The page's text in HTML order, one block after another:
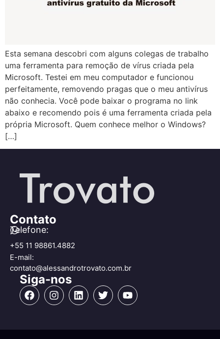
Esta semana descobri com alguns colegas de trabalho
uma ferramenta para remoção de vírus criada pela
Microsoft. Testei em meu computador e funcionou
perfeitamente, removendo pragas que o meu antivírus
não conhecia. Você pode baixar o programa no link
abaixo e recomendo pois é uma ferramenta criada pela
própria Microsoft. Quem conhece melhor o Windows?
[…]
Contato
Telefone:
+55 11 98861.4882
E-mail:
contato@alessandrotrovato.com.br
Siga-nos